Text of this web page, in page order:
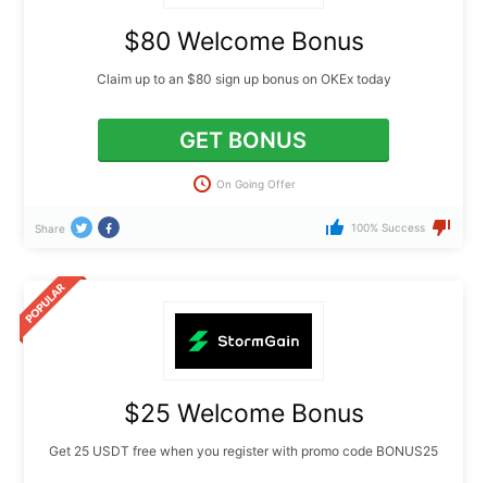
$80 Welcome Bonus
Claim up to an $80 sign up bonus on OKEx today
GET BONUS
On Going Offer
Share 100% Success
$25 Welcome Bonus
Get 25 USDT free when you register with promo code BONUS25